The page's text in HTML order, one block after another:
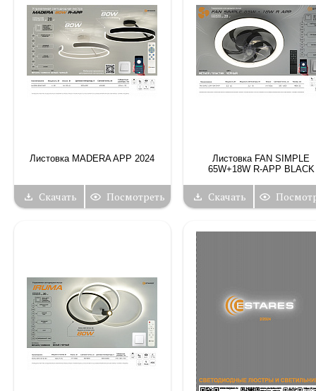
Листовка MADERA APP 2024
Скачать Посмотреть
Листовка FAN SIMPLE
65W+18W R-APP BLACK
Скачать